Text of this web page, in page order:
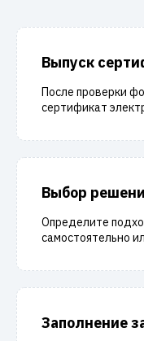
Выпуск
После проверки
сертификат
Выбор
Определите
самостоятельно
Заполнение